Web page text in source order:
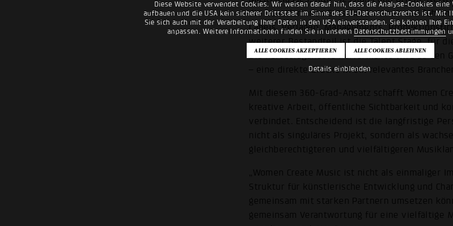
Diese Website verwendet Cookies. Wir weisen darauf hin, dass die Analyse-Cookies eine
aufbauen und die USA kein sicherer Drittstaat im Sinne des EU-Datenschutzrechts ist. Mit
Sie sich auch mit der Verarbeitung Ihrer Daten in den USA einverstanden. Sie können Ihre
anpassen. Weitere Informationen finden Sie in unserenDatenschutzbestimmungen
Details einblenden
die Künstlerinnen Entscheiderinnen und
Labels, Verlagen, Managements,
weiterer Bestandteil ist die Talent Stage, für
Die herausragendste Performance wird zu den
– eine direkte Brücke in ein relevantes
Mit diesem 360-Grad-Ansatz schafft Women
kreative Arbeit, öffentliche Sichtbarkeit und
verbindet. Entscheidend ist die langfristige
nicht als singuläres Projekt, sondern als
gleichberechtigteren und vielfältigeren
„Women Create Music ist nicht als einmaliger
Struktur für künstlerische Entwicklung und
gemeinsam mit starken Partnern umsetzen
gemeinsam Verantwortung für eine vielfältige